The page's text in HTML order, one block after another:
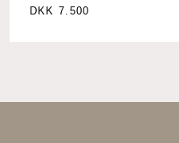
DKK 7.500